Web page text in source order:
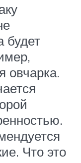
будет
овчарка.
Что это